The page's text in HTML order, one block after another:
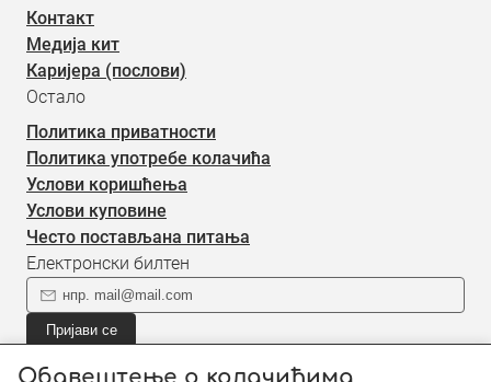
Контакт
Медија кит
Каријера (послови)
Остало
Политика приватности
Политика употребе колачића
Услови коришћења
Услови куповине
Често постављана питања
Електронски билтен
Пријави се